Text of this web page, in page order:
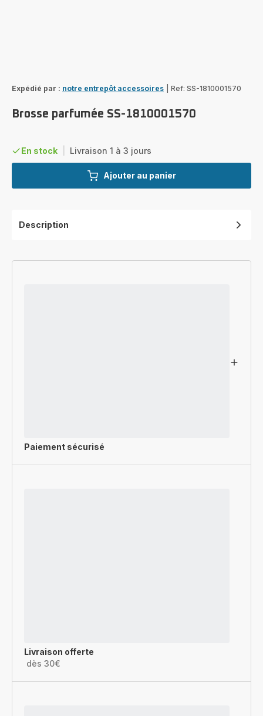
Expédié par : notre entrepôt accessoires Ref: SS-1810001570
Brosse parfumée SS-1810001570
En stock Livraison 1 à 3 jours
Ajouter au panier
Description
Paiement sécurisé
Livraison offerte
dès 30€